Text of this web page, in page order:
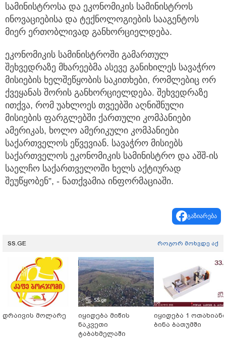
სამინისტროსა და ეკონომიკის სამინისტროს
ინოვაციებისა და ტექნოლოგიების სააგენტოს
მიერ ერთობლივად განხორციელდება.
ეკონომიკის სამინისტროში გამართულ
შეხვედრაზე მხარეებმა ასევე განიხილეს სავაჭრო
მისიების ხელშეწყობის საკითხები, რომლებიც ორ
ქვეყანას შორის განხორციელდება. შეხვედრაზე
ითქვა, რომ უახლოეს თვეებში აღნიშნული
მისიების ფარგლებში ქართული კომპანიები
ამერიკას, ხოლო ამერიკული კომპანიები
საქართველოს ეწვევიან. სავაჭრო მისიებს
საქართველოს ეკონომიკის სამინისტრო და აშშ-ის
საელჩო საქართველოში ხელს აქტიურად
შეუწყობენ”, - ნათქვამია ინფორმაციაში.
გაზიარება
SS.GE როგორ მოხვდე აქ
დრაივის მოლარე
იყიდება მიწის
ნაკვეთი
ტაბახმელაში
იყიდება 1 ოთახიანი
ბინა ბათუმში